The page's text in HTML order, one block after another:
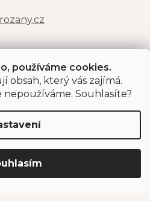
používáme cookies.
obsah, který vás zajímá.
nepoužíváme. Souhlasíte?